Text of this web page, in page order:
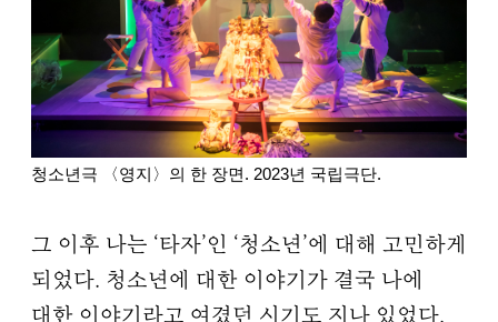
청소년극 〈영지〉의 한 장면. 2023년 국립극단.
그 이후 나는 ‘타자’인 ‘청소년’에 대해 고민하게
되었다. 청소년에 대한 이야기가 결국 나에
대한 이야기라고 여겼던 시기도 지나 있었다.